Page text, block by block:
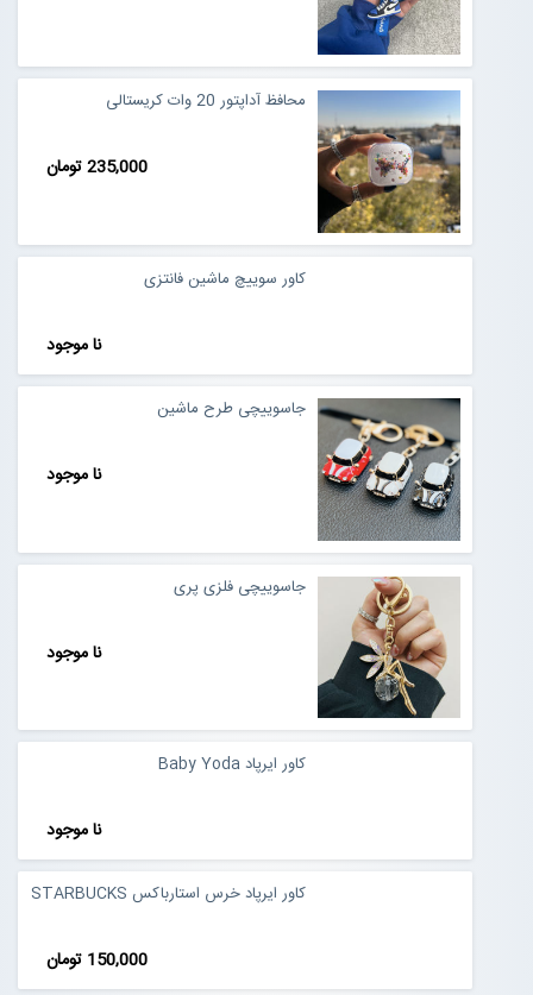
محافظ آداپتور 20 وات کریستالی
235,000 تومان
کاور سوییچ ماشین فانتزی
نا موجود
جاسوییچی طرح ماشین
نا موجود
جاسوییچی فلزی پری
نا موجود
کاور ایرپاد Baby Yoda
نا موجود
کاور ایرپاد خرس استارباکس STARBUCKS
150,000 تومان